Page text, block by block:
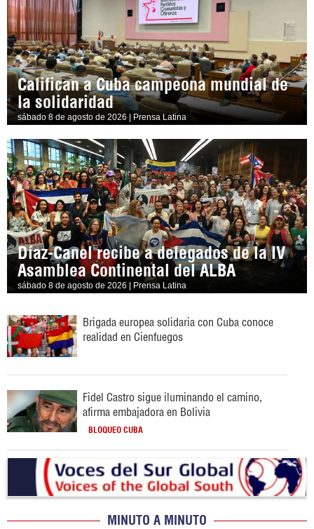
Califican a Cuba campeona mundial de
la solidaridad
sábado 8 de agosto de 2026 | Prensa Latina
Díaz-Canel recibe a delegados de la IV
Asamblea Continental del ALBA
sábado 8 de agosto de 2026 | Prensa Latina
Brigada europea solidaria con Cuba conoce
realidad en Cienfuegos
Fidel Castro sigue iluminando el camino,
afirma embajadora en Bolivia
BLOQUEO CUBA
MINUTO A MINUTO